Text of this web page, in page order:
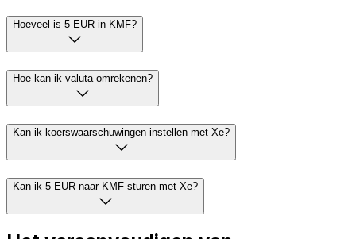
Hoeveel is 5 EUR in KMF?
Hoe kan ik valuta omrekenen?
Kan ik koerswaarschuwingen instellen met Xe?
Kan ik 5 EUR naar KMF sturen met Xe?